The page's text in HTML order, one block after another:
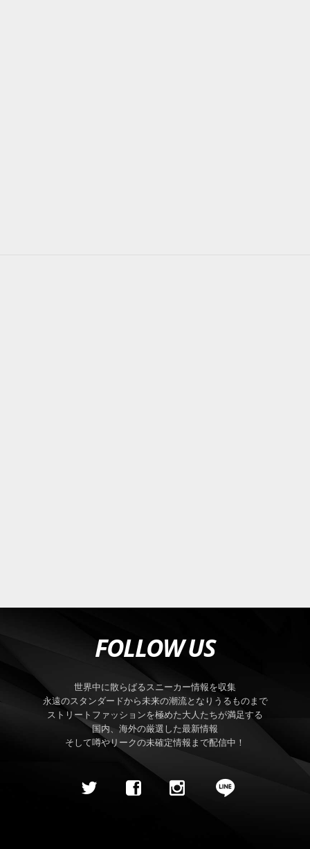
FOLLOW US
世界中に散らばるスニーカー情報を収集
永遠のスタンダードから未来の潮流となりうるものまで
ストリートファッションを極めた大人たちが満足する
国内、海外の厳選した最新情報
そして噂やリークの未確定情報まで配信中！